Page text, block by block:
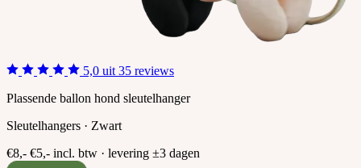
5,0 uit 35 reviews
Plassende ballon hond sleutelhanger
Sleutelhangers · Zwart
€8,- €5,- incl. btw · levering ±3 dagen